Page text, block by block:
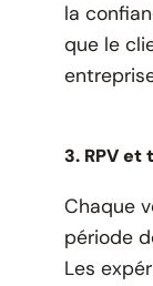
la
que le
3. RPV
Chaque
période
Les